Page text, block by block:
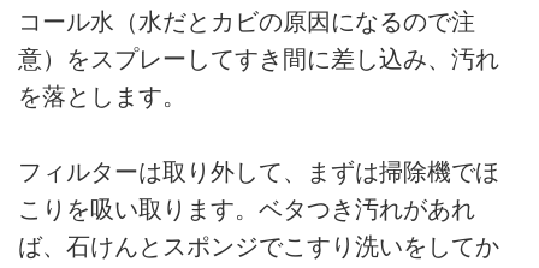
コール水（水だとカビの原因になるので注
意）をスプレーしてすき間に差し込み、汚れ
を落とします。
フィルターは取り外して、まずは掃除機でほ
こりを吸い取ります。ベタつき汚れがあれ
ば、石けんとスポンジでこすり洗いをしてか